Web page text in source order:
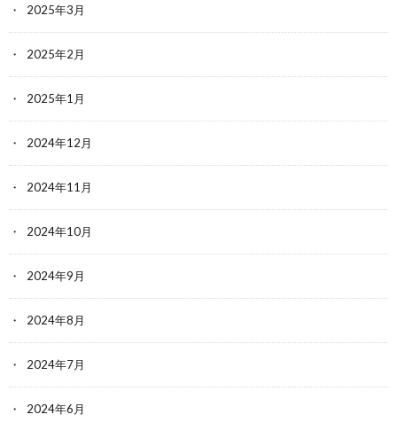
2025年3月
2025年2月
2025年1月
2024年12月
2024年11月
2024年10月
2024年9月
2024年8月
2024年7月
2024年6月